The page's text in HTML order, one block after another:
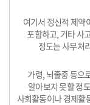
여기서 정신적 제약
포함하고, 기타 사
정도는 사무처
가령, 뇌졸중 등으
알아보지 못할 정
사회활동이나 경제활